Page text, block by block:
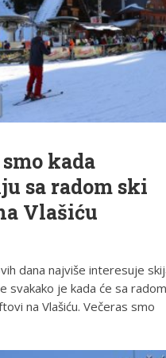
kada
sa radom ski
Vlašiću
dana najviše interesuje
svakako je kada će sa radom
na Vlašiću. Večeras smo